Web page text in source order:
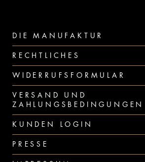
DIE MANUFAKTUR
RECHTLICHES
WIDERRUFSFORMULAR
VERSAND UND
ZAHLUNGSBEDINGUNGEN
KUNDEN LOGIN
PRESSE